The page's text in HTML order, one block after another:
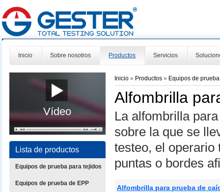
Inicio Sobre nosotros Productos Servicios
Vídeo
Lista de productos
Equipos de prueba para tejidos
Equipos de prueba de EPP
Inicio » Productos» Equipos de
Alfombrilla
La alfombrilla
sobre la que se
testeo, el operario
puntas o bordes
Alfombrilla para prueba de